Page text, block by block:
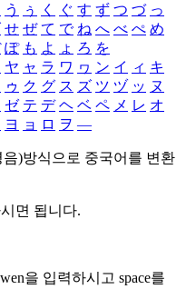
う ぅ く ぐ す ず つ づ っ
せ ぜ て で ね へ べ ぺ め
ぽ も よ ょ ろ を
ヤ ャ ラ ワ ヮ ン イ ィ キ
ゥ ク グ ス ズ ツ ヅ ッ ヌ
ゼ テ デ ヘ ベ ペ メ レ オ
ヨ ョ ロ ヲ ―
음)방식으로 중국어를 변환
면 됩니다.
을 입력하시고 space를